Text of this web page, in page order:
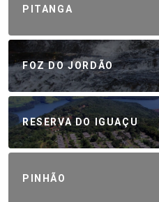
PITANGA
FOZ DO JORDÃO
RESERVA DO IGUAÇU
PINHÃO